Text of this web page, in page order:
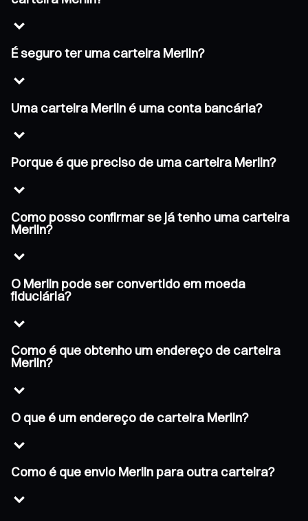
É seguro ter uma carteira Merlin?
Uma carteira Merlin é uma conta bancária?
Porque é que preciso de uma carteira Merlin?
Como posso confirmar se já tenho uma carteira
Merlin?
O Merlin pode ser convertido em moeda
fiduciária?
Como é que obtenho um endereço de carteira
Merlin?
O que é um endereço de carteira Merlin?
Como é que envio Merlin para outra carteira?